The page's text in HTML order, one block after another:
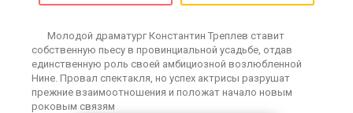
Молодой драматург Константин Треплев ставит
собственную пьесу в провинциальной усадьбе, отдав
единственную роль своей амбициозной возлюбленной
Нине. Провал спектакля, но успех актрисы разрушат
прежние взаимоотношения и положат начало новым
роковым связям